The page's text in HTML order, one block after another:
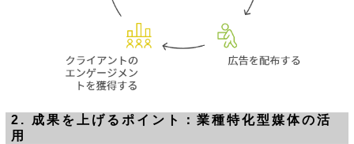
2. 成果を上げるポイント：業種特化型媒体の活
用